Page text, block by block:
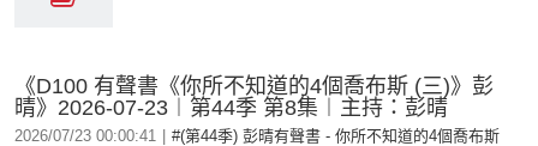
《D100 有聲書《你所不知道的4個喬布斯 (三)》彭
晴》2026-07-23︱第44季 第8集︱主持：彭晴
2026/07/23 00:00:41
#(第44季) 彭晴有聲書 - 你所不知道的4個喬布斯